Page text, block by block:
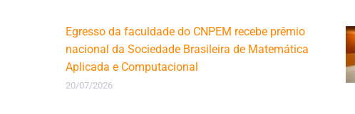
Egresso da faculdade do CNPEM recebe prêmio
nacional da Sociedade Brasileira de Matemática
Aplicada e Computacional
20/07/2026